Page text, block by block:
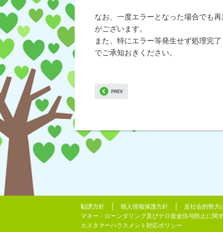
なお、一度エラーとなった場合でも
がございます。
また、特にエラー等発生せず処理完
でご承知おきください。
勧誘方針 個人情報保護方針
反社会的勢力
マネー・ローンダリング及びテロ資金供与防止に関
カスタマーハラスメント対応ポリシー